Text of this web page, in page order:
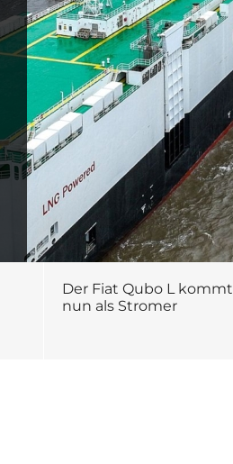
Der Fiat Qubo L kommt
nun als Stromer